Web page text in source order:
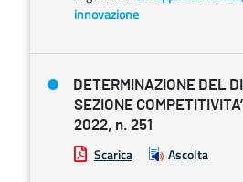
innovazione
DETERMINAZIONE DEL
SEZIONE
2022, n. 251
Scarica Ascolta